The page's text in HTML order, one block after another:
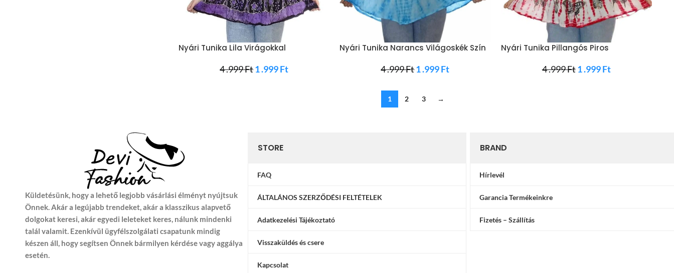
Nyári Tunika Lila Virágokkal
4 .999Ft1 .999Ft
Nyári Tunika Narancs Világoskék Szín
4 .999Ft1 .999Ft
Nyári Tunika Pillangós Piros
4 .999Ft1 .999Ft
1 2 3 →
Küldetésünk, hogy a lehető legjobb vásárlási élményt nyújtsuk
Önnek. Akár a legújabb trendeket, akár a klasszikus alapvető
dolgokat keresi, akár egyedi leleteket keres, nálunk mindenki
talál valamit. Ezenkívül ügyfélszolgálati csapatunk mindig
készen áll, hogy segítsen Önnek bármilyen kérdése vagy aggálya
esetén.
STORE
FAQ
ÁLTALÁNOS SZERZŐDÉSI FELTÉTELEK
Adatkezelési Tájékoztató
Visszaküldés és csere
Kapcsolat
BRAND
Hírlevél
Garancia Termékeinkre
Fizetés – Szállítás